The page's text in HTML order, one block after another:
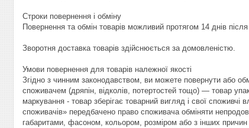
Строки повернення і обміну
Повернення та обмін товарів можливий протягом 14 днів
Зворотня доставка товарів здійснюється за домовленістю.
Умови повернення для товарів належної якості
Згідно з чинним законодавством, ви можете повернути або
споживачем (дряпін, відколів, потертостей тощо) — товар
маркування - товар зберігає товарний вигляд і свої
споживачів» передбачено право споживача обміняти
габаритами, фасоном, кольором, розміром або з інших